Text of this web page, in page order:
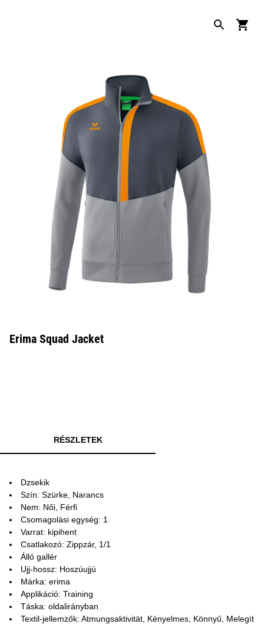
Erima Squad Jacket
RÉSZLETEK
Dzsekik
Szín: Szürke, Narancs
Nem: Női, Férfi
Csomagolási egység: 1
Varrat: kipihent
Csatlakozó: Zippzár, 1/1
Álló gallér
Ujj-hossz: Hoszúujjú
Márka: erima
Applikáció: Training
Táska: oldalirányban
Textil-jellemzők: Atmungsaktivität, Kényelmes, Könnyű, Melegít